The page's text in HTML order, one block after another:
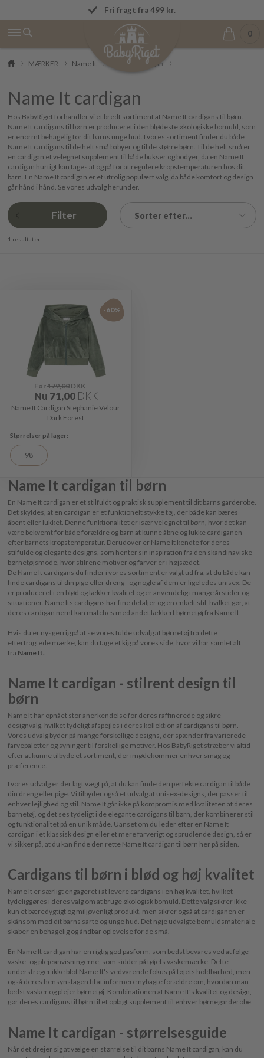
OBS! Vi afsender ordrer igen mandag
Fri fragt fra 499 kr.
0
MÆRKER Name It Name It cardigan
Name It cardigan
Hos BabyRiget forhandler vi et bredt sortiment af Name It cardigans til børn.
Name It cardigans til børn er produceret i den blødeste økologiske bomuld, som
er enormt behagelig for dit barns unge hud. I vores sortiment finder du både
Name It cardigans til de helt små babyer og til de større børn. Til de helt små er
en cardigan et velegnet supplement til både bukser og bodyer, da en Name It
cardigan hurtigt kan tages af og på for at regulere kropstemperaturen hos dit
barn. En Name It cardigan er et utrolig populært valg, da både komfort og design
går hånd i hånd. Se vores udvalg herunder.
Filter Sorter efter...
1 resultater
-60%
Før179,00DKK
Nu 71,00 DKK
Name It Cardigan Stephanie Velour
Dark Forest
98
Name It cardigan til børn
En Name It cardigan er et stilfuldt og praktisk supplement til dit barns garderobe.
Det skyldes, at en cardigan er et funktionelt stykke tøj, der både kan bæres
åbent eller lukket. Denne funktionalitet er især velegnet til børn, hvor det kan
være bekvemt for både forældre og barn at kunne åbne og lukke cardiganen
efter barnets kropstemperatur. Derudover er Name It kendte for deres
stilfulde og elegante designs, som henter sin inspiration fra den skandinaviske
børnetøjsmode, hvor stilrene motiver og farver er i højsædet.
De Name It cardigans du finder i vores sortiment er valgt ud fra, at du både kan
finde cardigans til din pige eller dreng - og nogle af dem er ligeledes unisex. De
er produceret i en blød og lækker kvalitet og er anvendelig i mange årstider og
situationer. Name Its cardigans har fine detaljer og en enkelt stil, hvilket gør, at
deres cardigan nemt kan matches med andet lækkert børnetøj fra Name It.
Hvis du er nysgerrig på at se vores fulde udvalg af børnetøj fra dette
eftertragtede mærke, kan du tage et kig på vores side, hvor vi har samlet alt
fra Name It.
Name It cardigan - stilrent design til
børn
Name It har opnået stor anerkendelse for deres raffinerede og sikre
designvalg, hvilket tydeligt afspejles i deres kollektion af cardigans til børn.
Vores udvalg byder på mange forskellige designs, der spænder fra varierede
farvepaletter og syninger til forskellige motiver. Hos BabyRiget stræber vi altid
efter at kunne tilbyde et sortiment, der imødekommer enhver smag og
præference.
I vores udvalg er der lagt vægt på, at du kan finde den perfekte cardigan til både
din dreng eller pige. Vi tilbyder også et udvalg af unisex-designs, der passer til
enhver lejlighed og stil. Name It går ikke på kompromis med kvaliteten af deres
børnetøj, og det ses tydeligt i de elegante cardigans til børn, der kombinerer stil
og funktionalitet på en unik måde. Uanset om du leder efter en Name It
cardigan i et klassisk design eller et mere farverigt og sprudlende design, så er
vi sikker på, at du kan finde den rette Name It cardigan til børn her på siden.
Cardigans til børn i blød og høj kvalitet
Name It er særligt engageret i at levere cardigans i en høj kvalitet, hvilket
tydeliggøres i deres valg om at bruge økologisk bomuld. Dette valg sikrer ikke
kun et bæredygtigt og miljøvenligt produkt, men sikrer også at cardiganen er
skånsom mod dit barns sarte og unge hud. Det nøje udvalgte bomuldsmateriale
skaber en behagelig og åndbar oplevelse for de små.
En Name It cardigan har en rigtig god pasform, som bedst bevares ved at følge
vaske- og plejeanvisningerne, som sidder på tøjets vaskemærke. Dette
understreger ikke blot Name It's vedvarende fokus på tøjets holdbarhed, men
også deres hensynstagen til at informere nybagte forældre om, hvordan man
bedst vasker og plejer børnetøj. Kombinationen af Name It's kvalitet og design,
gør deres cardigans til børn til et oplagt supplement til enhver børnegarderobe.
Name It cardigan - størrelsesguide
Når det drejer sig at vælge en størrelse til dit barns Name It cardigan, kan du